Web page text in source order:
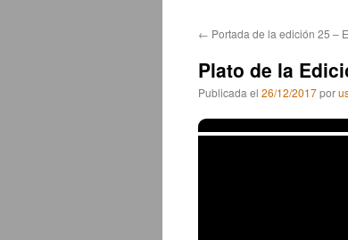
← Portada de la edición 25 –
Plato de la
Publicada el 26/12/2017por